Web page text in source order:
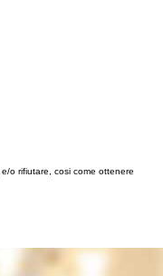
, e/o rifiutare, cosi come ottenere